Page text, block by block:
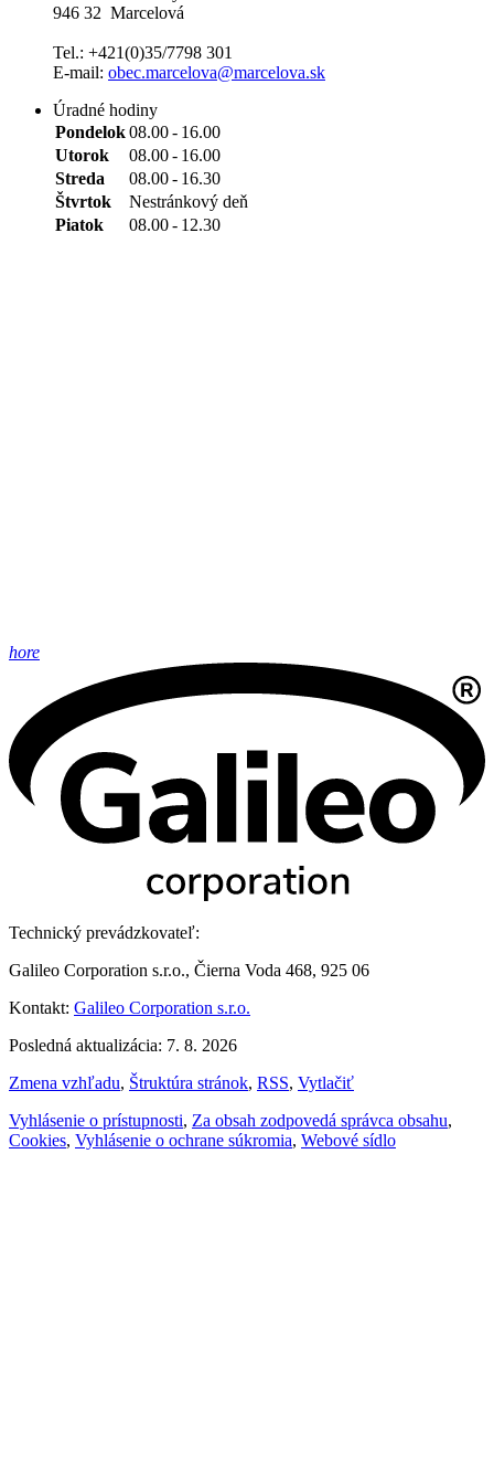
946 32 Marcelová
Tel.: +421(0)35/7798 301
E-mail: obec.marcelova@marcelova.sk
Úradné hodiny
Pondelok08.00- 16.00
Utorok
08.00- 16.00
Streda
08.00- 16.30
Štvrtok
Nestránkový deň
Piatok
08.00- 12.30
hore
Technický prevádzkovateľ:
Galileo Corporation s.r.o., Čierna Voda 468, 925 06
Kontakt: Galileo Corporation s.r.o.
Posledná aktualizácia: 7. 8. 2026
Zmena vzhľadu, Štruktúra stránok, RSS, Vytlačiť
Vyhlásenie o prístupnosti, Za obsah zodpovedá správca obsahu,
Cookies, Vyhlásenie o ochrane súkromia, Webové sídlo